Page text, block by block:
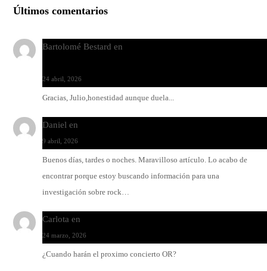
Últimos comentarios
Bartolomé Bestard en
24 abril, 2026
Gracias, Julio,honestidad aunque duela...
Daniel en
9 abril, 2026
Buenos días, tardes o noches. Maravilloso artículo. Lo acabo de
encontrar porque estoy buscando información para una
investigación sobre rock…
Carlota en
24 marzo, 2026
¿Cuando harán el proximo concierto OR?